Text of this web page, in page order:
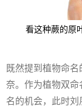
看这种蕨的原
既然提到植物命
奈。作为植物双
名的机会，此时